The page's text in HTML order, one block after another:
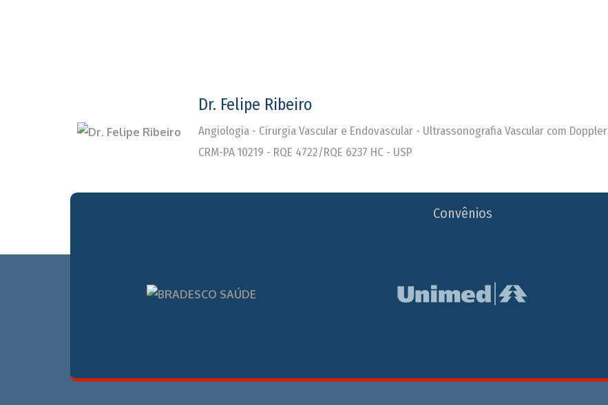
Dr. Felipe Ribeiro
Angiologia - Cirurgia Vascular e Endovascular - Ultrassonografia Vascular com Doppler
CRM-PA 10219 - RQE 4722/RQE 6237 HC - USP
Convênios